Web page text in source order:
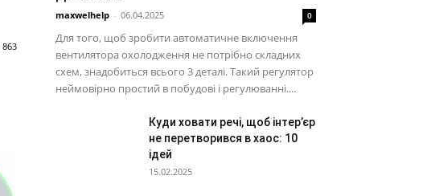
863
maxwelhelp - 06.04.2025 0
Для того, щоб зробити автоматичне включення
вентилятора охолодження не потрібно складних
схем, знадобиться всього 3 деталі. Такий регулятор
неймовірно простий в побудові і регулюванні....
Куди ховати речі, щоб інтер’єр
не перетворився в хаос: 10
ідей
15.02.2025